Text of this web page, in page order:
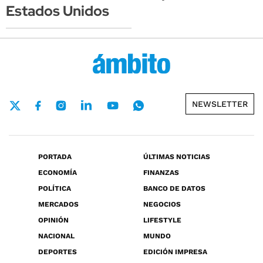
Estados Unidos
NEWSLETTER
PORTADA
ÚLTIMAS NOTICIAS
ECONOMÍA
FINANZAS
POLÍTICA
BANCO DE DATOS
MERCADOS
NEGOCIOS
OPINIÓN
LIFESTYLE
NACIONAL
MUNDO
DEPORTES
EDICIÓN IMPRESA